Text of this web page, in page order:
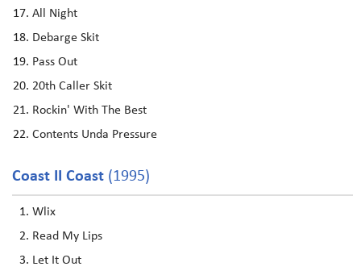
All Night
Debarge Skit
Pass Out
20th Caller Skit
Rockin' With The Best
Contents Unda Pressure
Coast II Coast (1995)
Wlix
Read My Lips
Let It Out